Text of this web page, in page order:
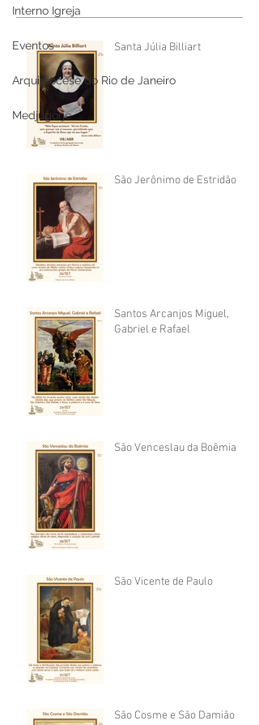
Interno Igreja
Eventos
Arquidiocese do Rio de Janeiro
Medjugorje
Santa Júlia Billiart
São Jerônimo de Estridão
Santos Arcanjos Miguel,
Gabriel e Rafael
São Venceslau da Boêmia
São Vicente de Paulo
São Cosme e São Damião